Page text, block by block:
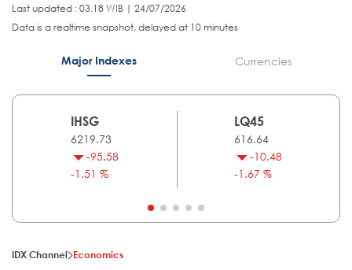
Last updated : 03.18 WIB | 24/07/2026
Data is a realtime snapshot, delayed at 10 minutes
Major Indexes Currencies
IHSG
6219.73
-95.58
-1.51 %
LQ45
616.64
-10.48
-1.67 %
IDX Channel Economics